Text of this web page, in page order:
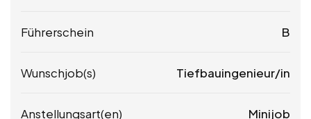
Führerschein B
Wunschjob(s) Tiefbauingenieur/in
Anstellungsart(en) Minijob